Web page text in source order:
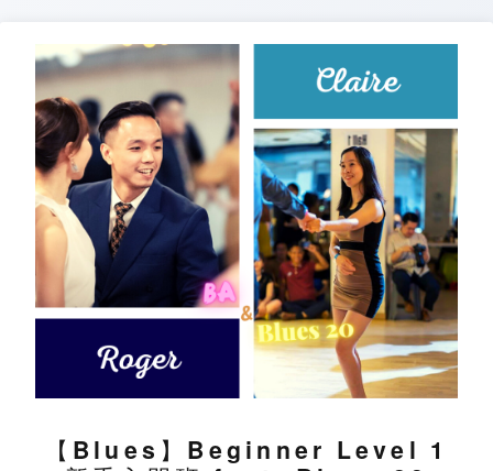
content
【Blues】Beginner Level 1